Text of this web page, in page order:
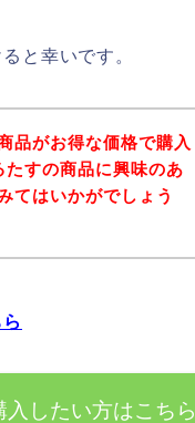
と幸いです。
品がお得な価格で購入
すの商品に興味のあ
てはいかがでしょう
したい方はこちら